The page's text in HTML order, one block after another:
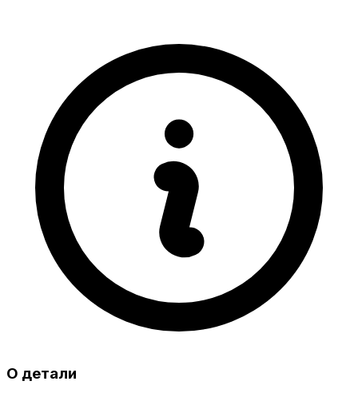
О детали